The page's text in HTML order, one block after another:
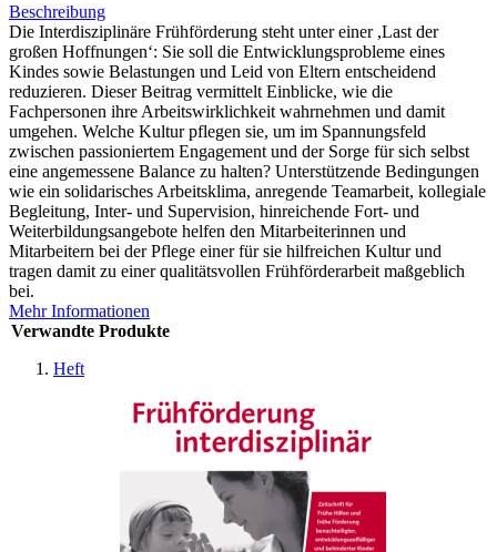
Beschreibung
Die Interdisziplinäre Frühförderung steht unter einer ,Last der
großen Hoffnungen‘: Sie soll die Entwicklungsprobleme eines
Kindes sowie Belastungen und Leid von Eltern entscheidend
reduzieren. Dieser Beitrag vermittelt Einblicke, wie die
Fachpersonen ihre Arbeitswirklichkeit wahrnehmen und damit
umgehen. Welche Kultur pflegen sie, um im Spannungsfeld
zwischen passioniertem Engagement und der Sorge für sich selbst
eine angemessene Balance zu halten? Unterstützende Bedingungen
wie ein solidarisches Arbeitsklima, anregende Teamarbeit, kollegiale
Begleitung, Inter- und Supervision, hinreichende Fort- und
Weiterbildungsangebote helfen den Mitarbeiterinnen und
Mitarbeitern bei der Pflege einer für sie hilfreichen Kultur und
tragen damit zu einer qualitätsvollen Frühförderarbeit maßgeblich
bei.
Mehr Informationen
Verwandte Produkte
Heft